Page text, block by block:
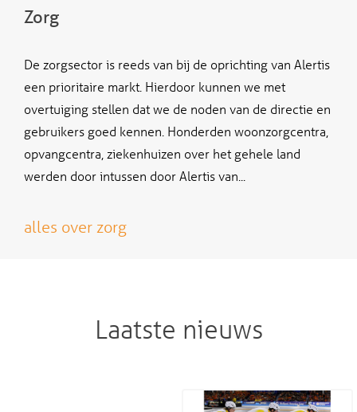
Zorg
De zorgsector is reeds van bij de oprichting van Alertis
een prioritaire markt. Hierdoor kunnen we met
overtuiging stellen dat we de noden van de directie en
gebruikers goed kennen. Honderden woonzorgcentra,
opvangcentra, ziekenhuizen over het gehele land
werden door intussen door Alertis van...
alles over zorg
Laatste nieuws